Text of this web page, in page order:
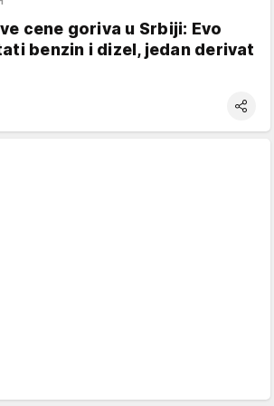
cene goriva u Srbiji: Evo
benzin i dizel, jedan derivat